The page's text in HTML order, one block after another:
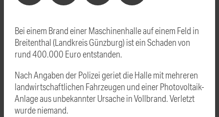
Bei einem Brand einer Maschinenhalle auf einem Feld in
Breitenthal (LandkreisGünzburg) ist ein Schaden von
rund 400.000 Euro entstanden.
Nach Angaben der Polizei geriet die Halle mit mehreren
landwirtschaftlichen Fahrzeugen und einer Photovoltaik-
Anlage aus unbekannter Ursache in Vollbrand. Verletzt
wurde niemand.